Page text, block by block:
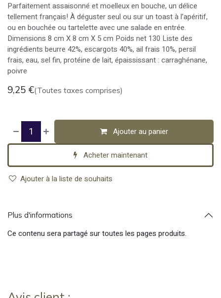
Parfaitement assaisonné et moelleux en bouche, un délice
tellement français! À déguster seul ou sur un toast à l’apéritif,
ou en bouchée ou tartelette avec une salade en entrée.
Dimensions 8 cm X 8 cm X 5 cm Poids net 130 Liste des
ingrédients beurre 42%, escargots 40%, ail frais 10%, persil
frais, eau, sel fin, protéine de lait, épaississant : carraghénane,
poivre
9,25 €(Toutes taxes comprises)
Ajouter au panier
Acheter maintenant
Ajouter à la liste de souhaits
Plus d'informations
Ce contenu sera partagé sur toutes les pages produits.